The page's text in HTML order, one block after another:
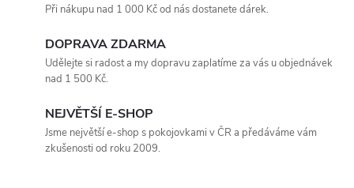
Při nákupu nad 1 000 Kč od nás dostanete dárek.
DOPRAVA ZDARMA
Udělejte si radost a my dopravu zaplatíme za vás u objednávek
nad 1 500 Kč.
NEJVĚTŠÍ E-SHOP
Jsme největší e-shop s pokojovkami v ČR a předáváme vám
zkušenosti od roku 2009.